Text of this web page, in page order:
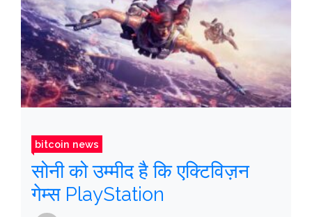
bitcoin news
सोनी को उम्मीद है कि एक्टिविज़न
गेम्स PlayStation